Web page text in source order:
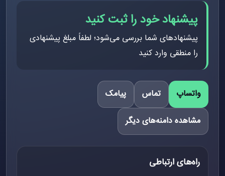
پیشنهاد خود را ثبت کنید
پیشنهادهای شما بررسی می‌شود؛ لطفاً مبلغ پیشنهادی
را منطقی وارد کنید
واتساپ تماس
پیامک
مشاهده دامنه‌های دیگر
راه‌های ارتباطی